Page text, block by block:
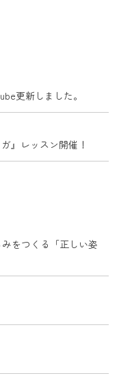
更新しました。
』レッスン開催！
をつくる「正しい姿